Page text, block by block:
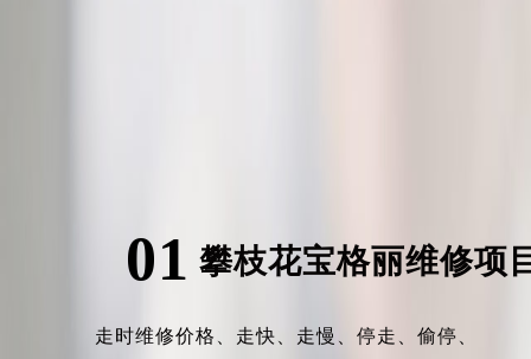
01 攀枝花宝格丽维修项
走时维修价格、 走快、 走慢、停走、偷停、